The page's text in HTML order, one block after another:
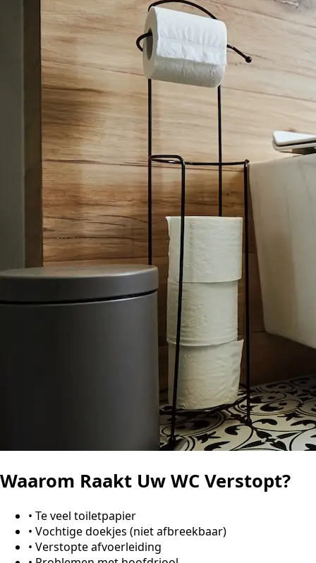
Waarom Raakt Uw WC Verstopt?
• Te veel toiletpapier
• Vochtige doekjes (niet afbreekbaar)
• Verstopte afvoerleiding